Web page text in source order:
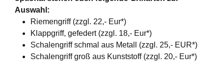
Auswahl:
Riemengriff (zzgl. 22,- Eur*)
Klappgriff, gefedert (zzgl. 18,- Eur*)
Schalengriff schmal aus Metall (zzgl. 25,- EUR*)
Schalengriff groß aus Kunststoff (zzgl. 20,- Eur*)